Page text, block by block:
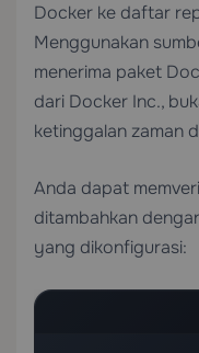
Docker ke daftar
Menggunakan
menerima paket
dari Docker Inc.,
ketinggalan zaman
Anda dapat
ditambahkan
yang dikonfigurasi: